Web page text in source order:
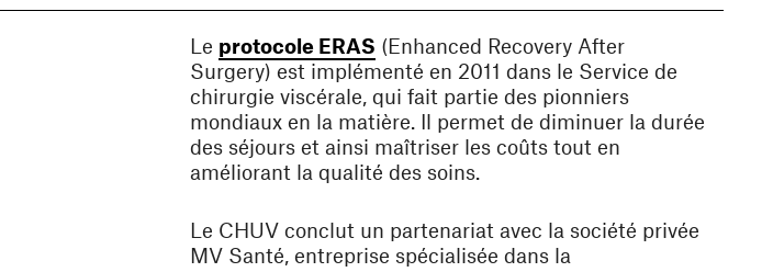
Le protocole ERAS(ouvre une nouvelle fenêtre)
(Enhanced Recovery After
Surgery) est implémenté en 2011 dans le Service de
chirurgie viscérale, qui fait partie des pionniers
mondiaux en la matière. Il permet de diminuer la durée
des séjours et ainsi maîtriser les coûts tout en
améliorant la qualité des soins.
Le CHUV conclut un partenariat avec la société privée
MV Santé, entreprise spécialisée dans la